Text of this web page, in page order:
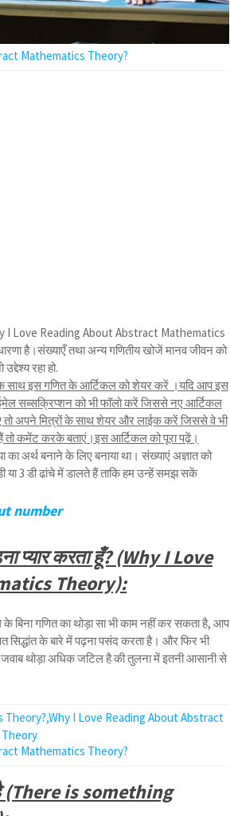
Mathematics Theory?
I Love Reading About Abstract Mathematics
है।संख्याएँ तथा अन्य गणितीय खोजें मानव जीवन को
रहा हो.
के साथ इस गणित के आर्टिकल को शेयर करें ।यदि आप इस
सब्सक्रिप्शन को भी फॉलो करें जिससे नए आर्टिकल
अपने मित्रों के साथ शेयर और लाईक करें जिससे वे भी
तो कमेंट करके बताएं।इस आर्टिकल को पूरा पढ़ें।
अर्थ बनाने के लिए बनाया था। संख्याएं अज्ञात को
या 3 डी ढांचे में डालते हैं ताकि हम उन्हें समझ सकें
number
प्यार करता हूँ? (Why I Love
Theory):
बिना गणित का थोड़ा सा भी काम नहीं कर सकता है, आप
के बारे में पढ़ना पसंद करता है। और फिर भी
थोड़ा अधिक जटिल है की तुलना में इतनी आसानी से
Mathematics Theory?
(There is something